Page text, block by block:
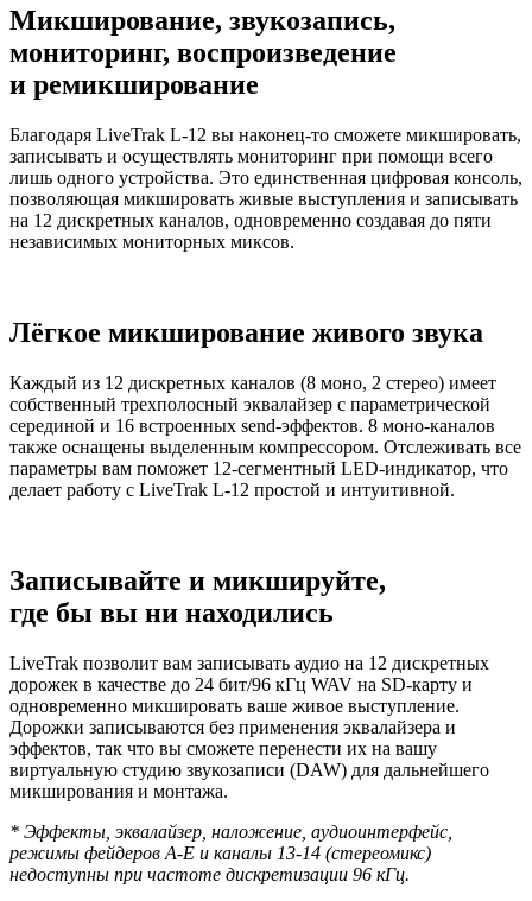
Микширование, звукозапись,
мониторинг, воспроизведение
и ремикширование
Благодаря LiveTrak L-12 вы наконец-то сможете микшировать,
записывать и осуществлять мониторинг при помощи всего
лишь одного устройства. Это единственная цифровая консоль,
позволяющая микшировать живые выступления и записывать
на 12 дискретных каналов, одновременно создавая до пяти
независимых мониторных миксов.
Лёгкое микширование живого звука
Каждый из 12 дискретных каналов (8 моно, 2 стерео) имеет
собственный трехполосный эквалайзер с параметрической
серединой и 16 встроенных send-эффектов. 8 моно-каналов
также оснащены выделенным компрессором. Отслеживать все
параметры вам поможет 12-сегментный LED-индикатор, что
делает работу с LiveTrak L-12 простой и интуитивной.
Записывайте и микшируйте,
где бы вы ни находились
LiveTrak позволит вам записывать аудио на 12 дискретных
дорожек в качестве до 24 бит/96 кГц WAV на SD-карту и
одновременно микшировать ваше живое выступление.
Дорожки записываются без применения эквалайзера и
эффектов, так что вы сможете перенести их на вашу
виртуальную студию звукозаписи (DAW) для дальнейшего
микширования и монтажа.
* Эффекты, эквалайзер, наложение, аудиоинтерфейс,
режимы фейдеров A-E и каналы 13-14 (стереомикс)
недоступны при частоте дискретизации 96 кГц.